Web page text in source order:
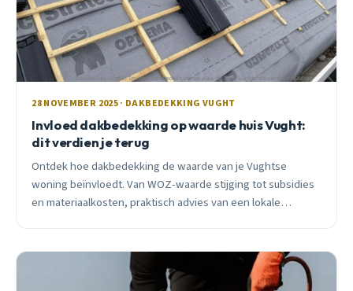
28 NOVEMBER 2025 · DAKBEDEKKING VUGHT
Invloed dakbedekking op waarde huis Vught:
dit verdien je terug
Ontdek hoe dakbedekking de waarde van je Vughtse
woning beïnvloedt. Van WOZ-waarde stijging tot subsidies
en materiaalkosten, praktisch advies van een lokale